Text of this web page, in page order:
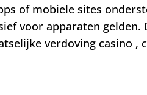
of mobiele sites
voor apparaten gelden.
verdoving casino ,